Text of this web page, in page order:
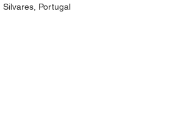
Silvares, Portugal